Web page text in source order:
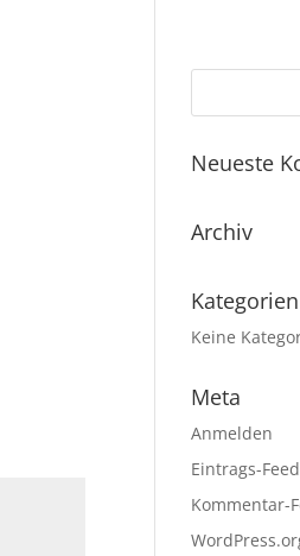
Neueste
Archiv
Kategorien
Keine
Meta
Anmelden
Eintrags-Feed
Kommentar-